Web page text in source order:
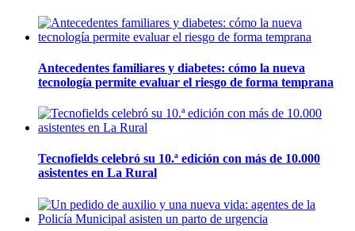
Antecedentes familiares y diabetes: cómo la nueva
tecnología permite evaluar el riesgo de forma temprana
Tecnofields celebró su 10.ª edición con más de 10.000
asistentes en La Rural